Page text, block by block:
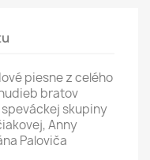
piesne z celého
bratov
skupiny
Anny
Paloviča